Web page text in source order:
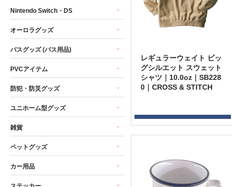
レギュラーウェイト ビッ
グシルエット スウェット
シャツ｜10.0oz｜SB228
0｜CROSS & STITCH
Nintendo Switch・DS
オーロラグッズ
バスグッズ (バス用品)
PVCアイテム
防犯・防災グッズ
ユニホーム型グッズ
雑貨
ペットグッズ
カー用品